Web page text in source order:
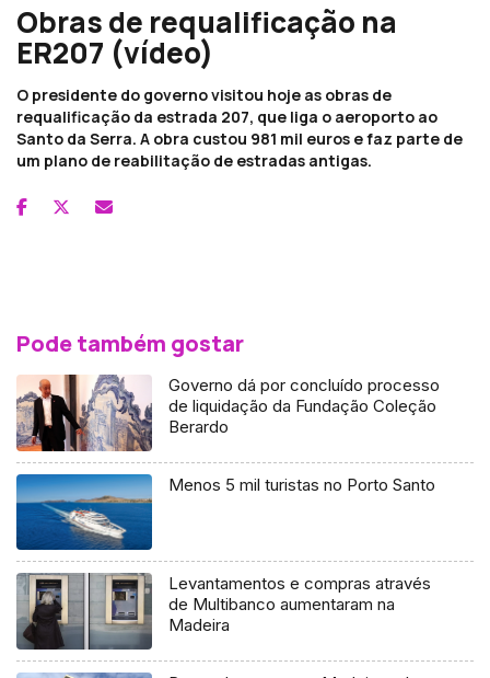
Obras de requalificação na
ER207 (vídeo)
O presidente do governo visitou hoje as obras de
requalificação da estrada 207, que liga o aeroporto ao
Santo da Serra. A obra custou 981 mil euros e faz parte de
um plano de reabilitação de estradas antigas.
Pode também gostar
Governo dá por concluído processo
de liquidação da Fundação Coleção
Berardo
Menos 5 mil turistas no Porto Santo
Levantamentos e compras através
de Multibanco aumentaram na
Madeira